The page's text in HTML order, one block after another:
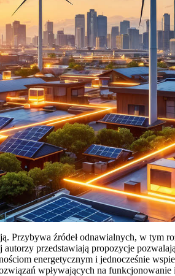
Przybywa źródeł odnawialnych, w tym
przedstawiają propozycje
energetycznym i jednocześnie
wpływających na funkcjonowanie